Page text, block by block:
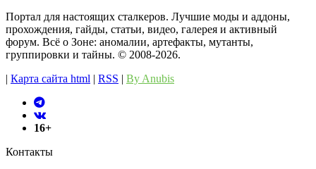
Портал для настоящих сталкеров. Лучшие моды и аддоны,
прохождения, гайды, статьи, видео, галерея и активный
форум. Всё о Зоне: аномалии, артефакты, мутанты,
группировки и тайны. ©️ 2008-2026.
| Карта сайта html | RSS | By Anubis
16+
Контакты